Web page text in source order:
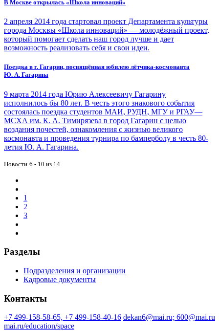
В Москве открылась «Школа инноваций»
2 апреля 2014 года стартовал проект Департамента культуры
города Москвы «Школа инноваций» — молодёжный проект,
который помогает сделать наш город лучше и дает
возможность реализовать себя и свои идеи.
Поездка в г. Гагарин, посвящённая юбилею лётчика-космонавта
Ю. А. Гагарина
9 марта 2014 года Юрию Алексеевичу Гагарину
исполнилось бы 80 лет. В честь этого знакового события
состоялась поездка студентов МАИ, РУДН, МГУ и РГАУ—
МСХА им. К. А. Тимирязева в город Гагарин с целью
воздания почестей, ознакомления с жизнью великого
космонавта и проведения турнира по бамперболу в честь 80-
летия Ю. А. Гагарина.
Новости 6 - 10 из 14
1
2
3
Разделы
Подразделения и организации
Кадровые документы
Контакты
+7 499-158-58-65, +7 499-158-40-16 dekan6@mai.ru; 600@mai.ru
mai.ru/education/space